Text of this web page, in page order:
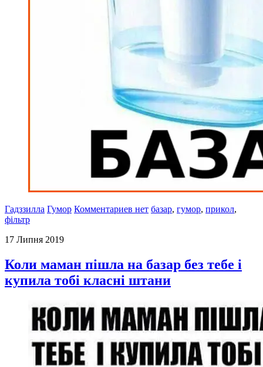
Гадззилла Гумор Комментариев нет базар, гумор, прикол,
фільтр
17 Липня 2019
Коли маман пішла на базар без тебе і
купила тобі класні штани